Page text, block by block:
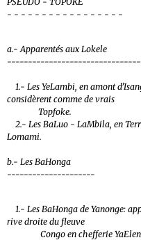
- - - - - - - - - - - - - - - - -
a.- Apparentés aux Lokele
--------------------------------
1.- Les YeLambi, en amont
considèrent comme de vrais
Topfoke.
2.- Les BaLuo - LaMbila, en
Lomami.
b.- Les BaHonga
---------------------
1.- Les BaHonga de Yanonge:
rive droite du fleuve
Congo en chefferie